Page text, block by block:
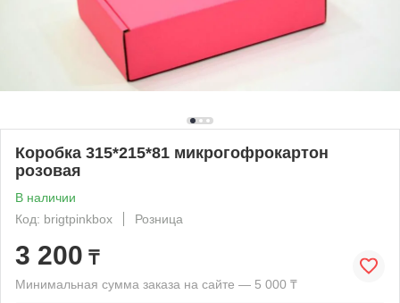
Коробка 315*215*81 микрогофрокартон
розовая
В наличии
Код: brigtpinkbox
Розница
3 200 ₸
Минимальная сумма заказа на сайте — 5 000 ₸